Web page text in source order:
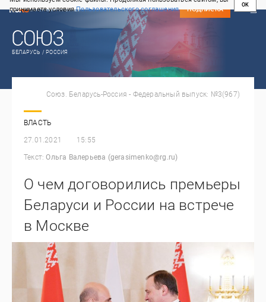
принимаете условияПользовательского соглашения
OK
СВЕЖИЙ НОМЕР
ПОДПИСКА
БЕЛАРУСЬ / РОССИЯ
ВЛАСТЬ
27.01.2021 15:55
Текст: Ольга Валерьева (gerasimenko@rg.ru)
Союз. Беларусь-Россия - Федеральный выпуск: №3(967)
О чем договорились премьеры
Беларуси и России на встрече
в Москве